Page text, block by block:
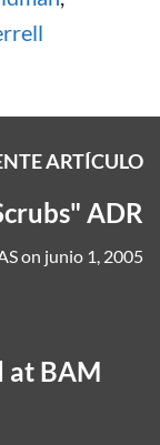
ARTÍCULO
ADR
on junio 1, 2005
at BAM